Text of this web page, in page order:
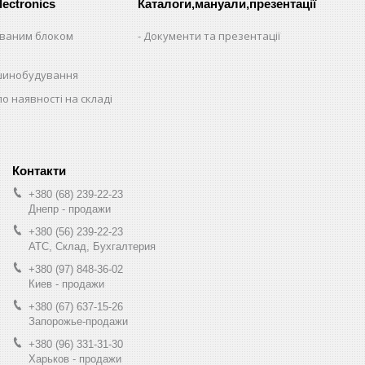
блоком
наявності на складі
Каталоги,мануали,презентації
Документи та презентації
+380 (68) 239-22-23
Днепр - продажи
+380 (56) 239-22-23
АТС, Склад, Бухгалтерия
+380 (97) 848-36-02
Киев - продажи
+380 (67) 637-15-26
Запорожье-продажи
+380 (96) 331-31-30
Харьков - продажи